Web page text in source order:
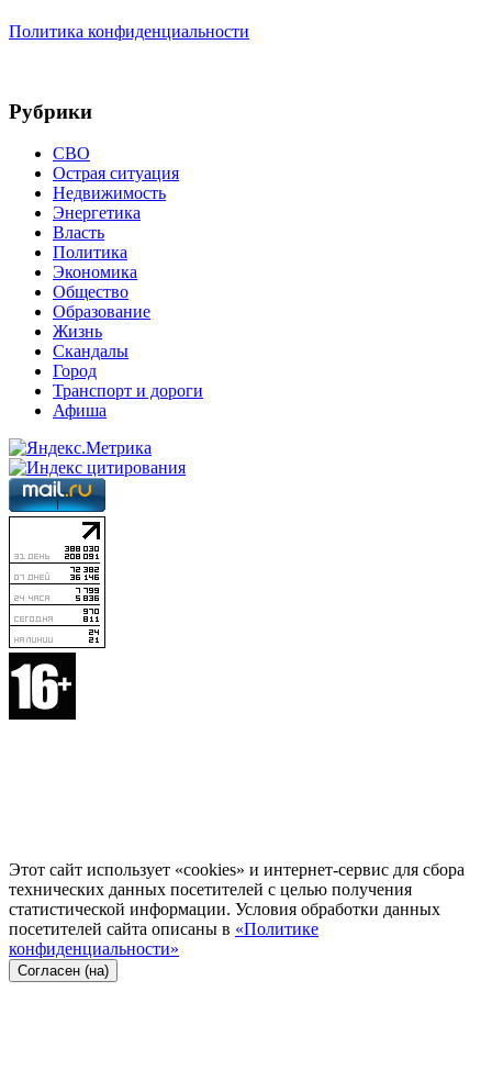
Политика конфиденциальности
Рубрики
СВО
Острая ситуация
Недвижимость
Энергетика
Власть
Политика
Экономика
Общество
Образование
Жизнь
Скандалы
Город
Транспорт и дороги
Афиша
Этот сайт использует «cookies» и интернет-сервис для сбора
технических данных посетителей с целью получения
статистической информации. Условия обработки данных
посетителей сайта описаны в «Политике
конфиденциальности»
Согласен (на)